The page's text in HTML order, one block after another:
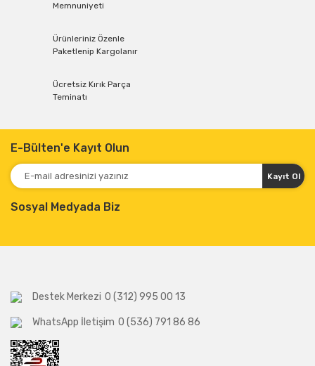
Memnuniyeti
Ürünleriniz Özenle
Paketlenip Kargolanır
Ücretsiz Kırık Parça
Teminatı
E-Bülten'e Kayıt Olun
Kayıt Ol
Sosyal Medyada Biz
Destek Merkezi 0 (312) 995 00 13
WhatsApp İletişim 0 (536) 791 86 86